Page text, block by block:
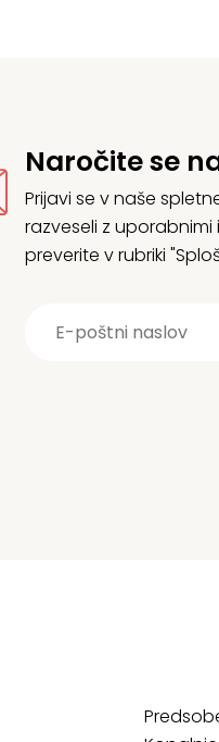
Naročite se
Prijavi se v naše
razveseli z
preverite v rubriki